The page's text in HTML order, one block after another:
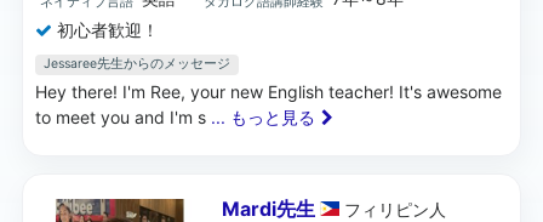
初心者歓迎！
Jessaree先生からのメッセージ
Hey there! I'm Ree, your new English teacher! It's awesome
to meet you and I'm s ... もっと見る
Mardi先生 フィリピン 人